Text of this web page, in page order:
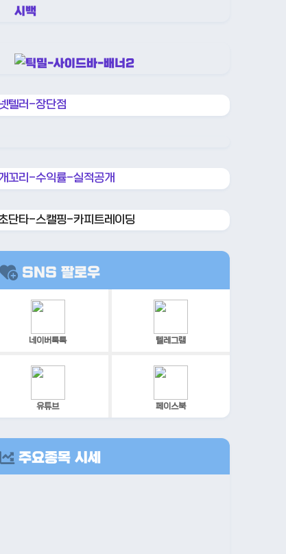
SNS 팔로우
네이버톡톡 텔레그램
유튜브 페이스북
주요종목 시세